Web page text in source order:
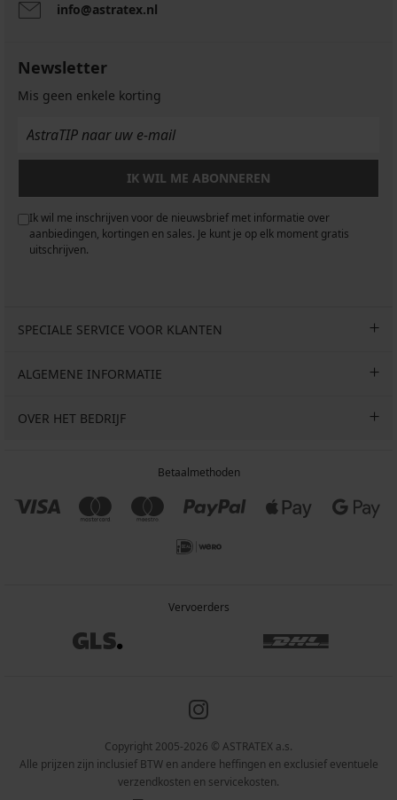
info@astratex.nl
Newsletter
Mis geen enkele korting
IK WIL ME ABONNEREN
Ik wil me inschrijven voor de nieuwsbrief met informatie over
aanbiedingen, kortingen en sales. Je kunt je op elk moment gratis
uitschrijven.
SPECIALE SERVICE VOOR KLANTEN
ALGEMENE INFORMATIE
OVER HET BEDRIJF
Betaalmethoden
Vervoerders
Copyright 2005-2026 © ASTRATEX a.s.
Alle prijzen zijn inclusief BTW en andere heffingen en exclusief eventuele
verzendkosten en servicekosten.